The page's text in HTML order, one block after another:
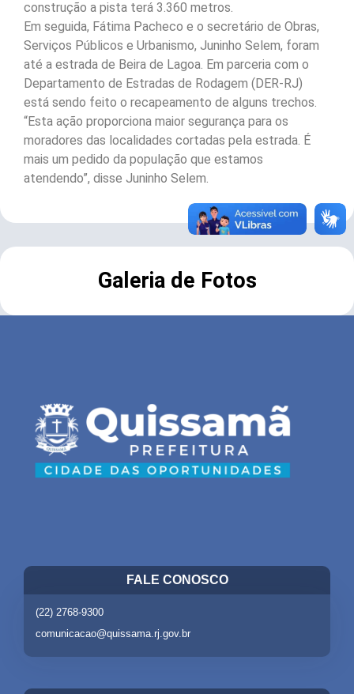
construção a pista terá 3.360 metros.
Em seguida, Fátima Pacheco e o secretário de Obras,
Serviços Públicos e Urbanismo, Juninho Selem, foram
até a estrada de Beira de Lagoa. Em parceria com o
Departamento de Estradas de Rodagem (DER-RJ)
está sendo feito o recapeamento de alguns trechos.
“Esta ação proporciona maior segurança para os
moradores das localidades cortadas pela estrada. É
mais um pedido da população que estamos
atendendo”, disse Juninho Selem.
Galeria de Fotos
FALE CONOSCO
(22) 2768-9300
comunicacao@quissama.rj.gov.br